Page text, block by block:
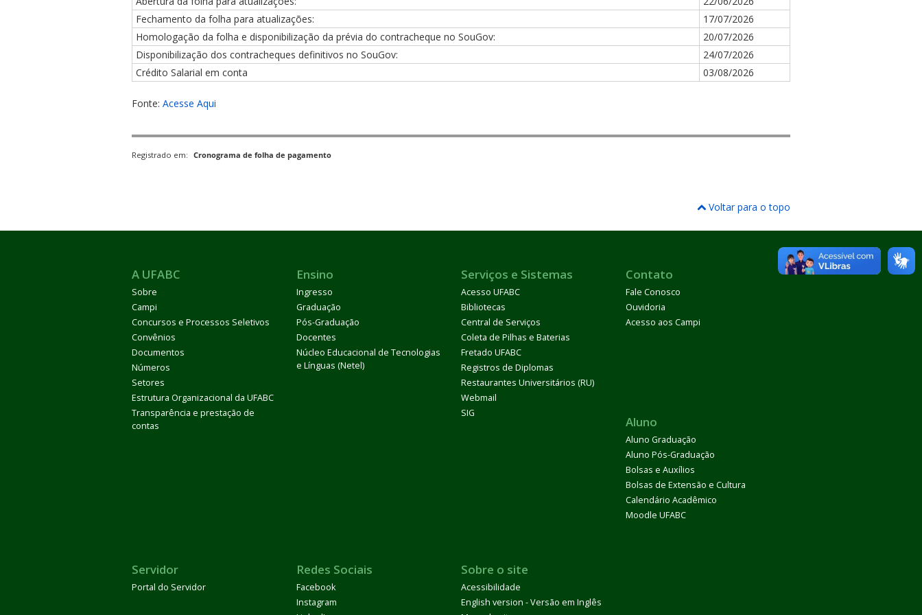
Fechamento da folha para atualizações:
17/07/2026
Homologação da folha e disponibilização da prévia do contracheque no SouGov:
20/07/2026
Disponibilização dos contracheques definitivos no SouGov:
24/07/2026
Crédito Salarial em conta
03/08/2026
Fonte: Acesse Aqui
Registrado em: Cronograma de folha de pagamento
Voltar para o topo
A UFABC
Sobre
Campi
Concursos e Processos Seletivos
Convênios
Documentos
Números
Setores
Estrutura Organizacional da UFABC
Transparência e prestação de
contas
Ensino
Ingresso
Graduação
Pós-Graduação
Docentes
Núcleo Educacional de Tecnologias
e Línguas (Netel)
Serviços e Sistemas
Acesso UFABC
Bibliotecas
Central de Serviços
Coleta de Pilhas e Baterias
Fretado UFABC
Registros de Diplomas
Restaurantes Universitários (RU)
Webmail
SIG
Contato
Fale Conosco
Ouvidoria
Acesso aos Campi
Aluno
Aluno Graduação
Aluno Pós-Graduação
Bolsas e Auxílios
Bolsas de Extensão e Cultura
Calendário Acadêmico
Moodle UFABC
Servidor
Portal do Servidor
Redes Sociais
Facebook
Instagram
Sobre o site
Acessibilidade
English version - Versão em Inglês